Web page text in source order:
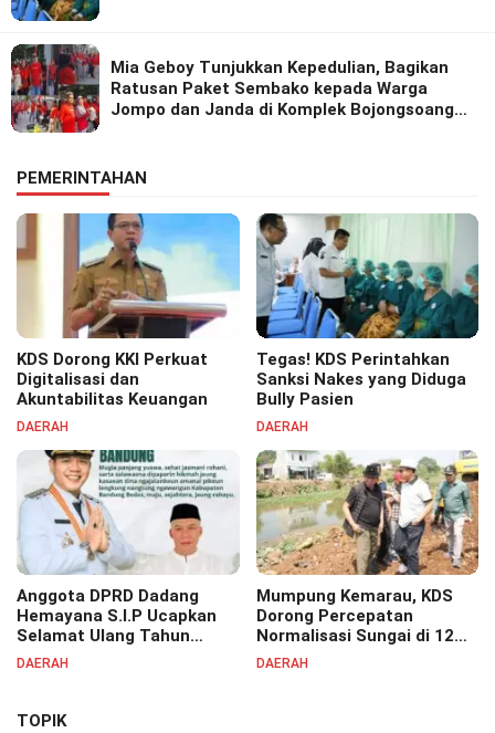
Mia Geboy Tunjukkan Kepedulian, Bagikan
Ratusan Paket Sembako kepada Warga
Jompo dan Janda di Komplek Bojongsoang
PEMERINTAHAN
KDS Dorong KKI Perkuat
Digitalisasi dan
Akuntabilitas Keuangan
DAERAH
Tegas! KDS Perintahkan
Sanksi Nakes yang Diduga
Bully Pasien
DAERAH
Anggota DPRD Dadang
Hemayana S.I.P Ucapkan
Selamat Ulang Tahun
untuk Bupati Bandung
DAERAH
Mumpung Kemarau, KDS
Dorong Percepatan
Normalisasi Sungai di 12
Kecamatan Tekan Resiko
DAERAH
TOPIK